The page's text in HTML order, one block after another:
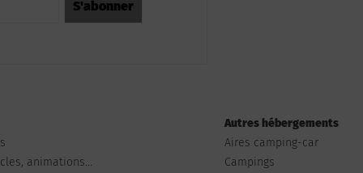
animations...
Autres hébergements
Aires camping-car
Campings